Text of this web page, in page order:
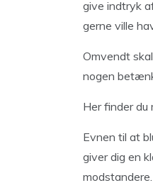
give indtryk
gerne ville
Omvendt
nogen
Her finder du
Evnen til at
giver dig en
modstandere.